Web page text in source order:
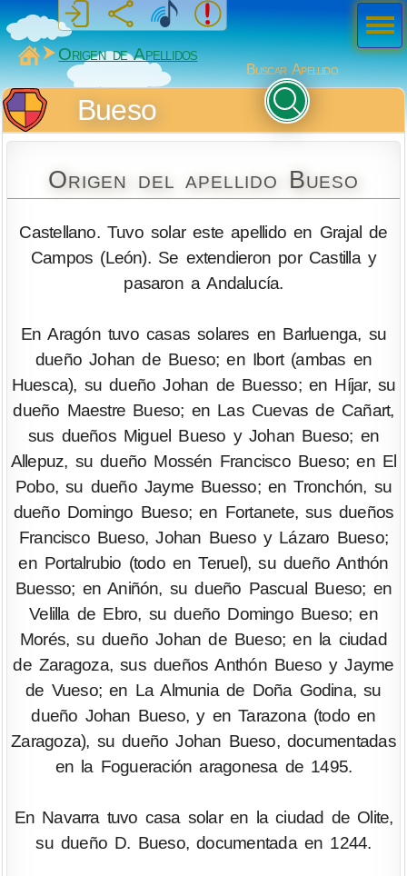
MiSabueso
Origen de Apellidos
Buscar Apellido
Bueso
Origen del apellido Bueso
Castellano. Tuvo solar este apellido en Grajal de
Campos (León). Se extendieron por Castilla y
pasaron a Andalucía.
En Aragón tuvo casas solares en Barluenga, su
dueño Johan de Bueso; en Ibort (ambas en
Huesca), su dueño Johan de Buesso; en Híjar, su
dueño Maestre Bueso; en Las Cuevas de Cañart,
sus dueños Miguel Bueso y Johan Bueso; en
Allepuz, su dueño Mossén Francisco Bueso; en El
Pobo, su dueño Jayme Buesso; en Tronchón, su
dueño Domingo Bueso; en Fortanete, sus dueños
Francisco Bueso, Johan Bueso y Lázaro Bueso;
en Portalrubio (todo en Teruel), su dueño Anthón
Buesso; en Aniñón, su dueño Pascual Bueso; en
Velilla de Ebro, su dueño Domingo Bueso; en
Morés, su dueño Johan de Bueso; en la ciudad
de Zaragoza, sus dueños Anthón Bueso y Jayme
de Vueso; en La Almunia de Doña Godina, su
dueño Johan Bueso, y en Tarazona (todo en
Zaragoza), su dueño Johan Bueso, documentadas
en la Fogueración aragonesa de 1495.
En Navarra tuvo casa solar en la ciudad de Olite,
su dueño D. Bueso, documentada en 1244.
Men
ú